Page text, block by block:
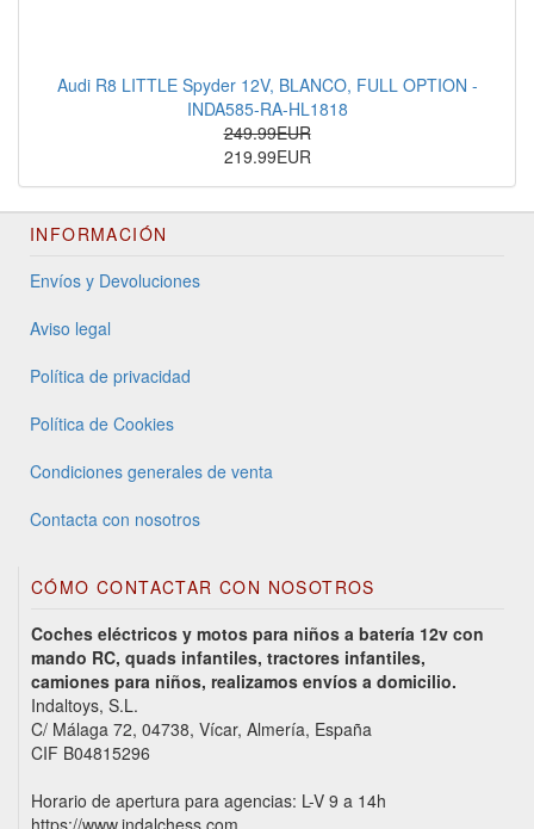
Audi R8 LITTLE Spyder 12V, BLANCO, FULL OPTION -
INDA585-RA-HL1818
249.99EUR
219.99EUR
INFORMACIÓN
Envíos y Devoluciones
Aviso legal
Política de privacidad
Política de Cookies
Condiciones generales de venta
Contacta con nosotros
CÓMO CONTACTAR CON NOSOTROS
Coches eléctricos y motos para niños a batería 12v con
mando RC, quads infantiles, tractores infantiles,
camiones para niños, realizamos envíos a domicilio.
Indaltoys, S.L.
C/ Málaga 72, 04738, Vícar, Almería, España
CIF B04815296
Horario de apertura para agencias: L-V 9 a 14h